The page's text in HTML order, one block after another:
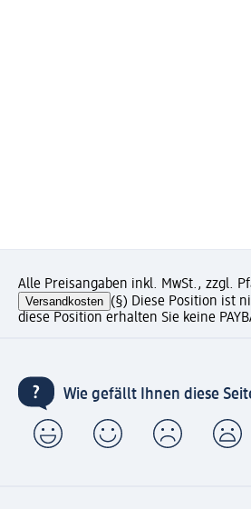
Alle Preisangaben inkl. MwSt., zzgl.
Versandkosten (§) Diese Position ist
diese Position erhalten Sie keine
Wie gefällt Ihnen diese